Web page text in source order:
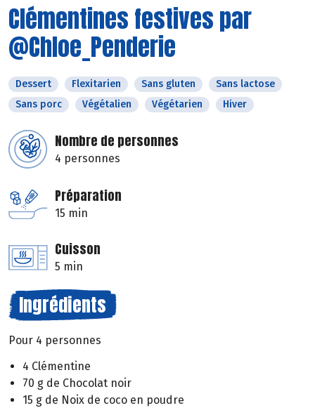
Clémentines festives par
@Chloe_Penderie
Dessert Flexitarien Sans gluten
Sans lactose
Sans porc
Végétalien Végétarien Hiver
Nombre de personnes
4 personnes
Préparation
15 min
Cuisson
5 min
Ingrédients
Pour 4 personnes
4 Clémentine
70 g de Chocolat noir
15 g de Noix de coco en poudre